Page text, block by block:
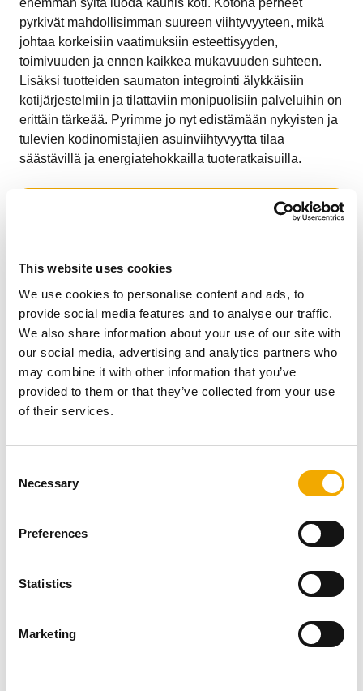
This website uses cookies
We use cookies to personalise content and ads, to
provide social media features and to analyse our traffic.
We also share information about your use of our site with
our social media, advertising and analytics partners who
may combine it with other information that you’ve
provided to them or that they’ve collected from your use
of their services.
Necessary
Preferences
Statistics
Marketing
enemmän syitä luoda kaunis koti. Kotona perheet
pyrkivät mahdollisimman suureen viihtyvyyteen, mikä
johtaa korkeisiin vaatimuksiin esteettisyyden,
toimivuuden ja ennen kaikkea mukavuuden suhteen.
Lisäksi tuotteiden saumaton integrointi älykkäisiin
kotijärjestelmiin ja tilattaviin monipuolisiin palveluihin on
erittäin tärkeää. Pyrimme jo nyt edistämään nykyisten ja
tulevien kodinomistajien asuinviihtyvyytta tilaa
säästävillä ja energiatehokkailla tuoteratkaisuilla.
Tuotesuunnittelu
Arvokkaiden ja käytännöllisten tuotteiden lisäksi meidän